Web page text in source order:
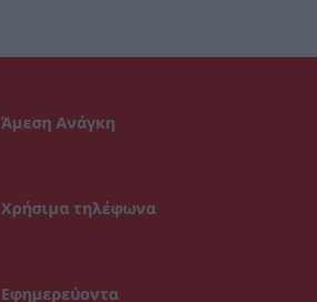
Άμεση Ανάγκη
Χρήσιμα τηλέφωνα
Εφημερεύοντα